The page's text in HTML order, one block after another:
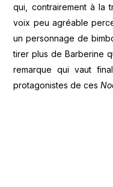
qui, contrairement à la
voix peu agréable
un personnage de
tirer plus de Barberine
remarque qui vaut
protagonistes de ces